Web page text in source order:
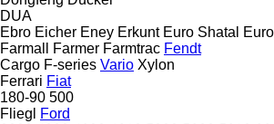
DUA
Ebro Eicher Eney Erkunt Euro Shatal
Farmall
Farmer Farmtrac Fendt
Cargo F-series Vario Xylon
Ferrari Fiat
180-90 500
Fliegl
Ford